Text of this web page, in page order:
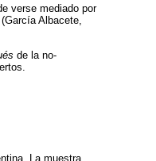
verse mediado por
Albacete,
de la no-
La muestra